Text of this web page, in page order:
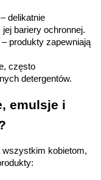
delikatnie
bariery ochronnej.
– produkty zapewniają
często
detergentów.
emulsje i
wszystkim kobietom,